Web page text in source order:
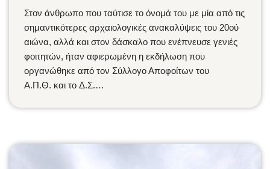
Στον άνθρωπο που ταύτισε το όνομά του με μία από τις
σημαντικότερες αρχαιολογικές ανακαλύψεις του 20ού
αιώνα, αλλά και στον δάσκαλο που ενέπνευσε γενιές
φοιτητών, ήταν αφιερωμένη η εκδήλωση που
οργανώθηκε από τον Σύλλογο Αποφοίτων του
Α.Π.Θ. και το Δ.Σ.…